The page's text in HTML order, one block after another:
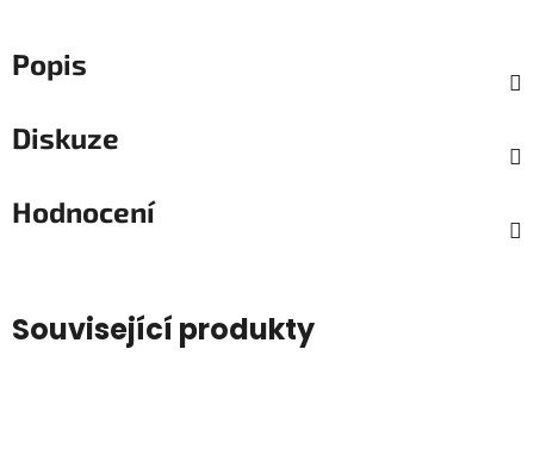
Popis
Diskuze
Hodnocení
Související produkty